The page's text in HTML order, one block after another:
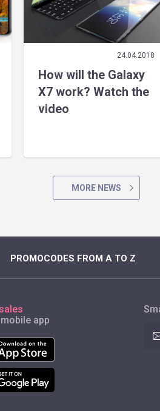
24.04.2018
How will the Galaxy
X7 work? Watch the
video
MORE NEWS
PROMOCODES FROM A TO Z
app